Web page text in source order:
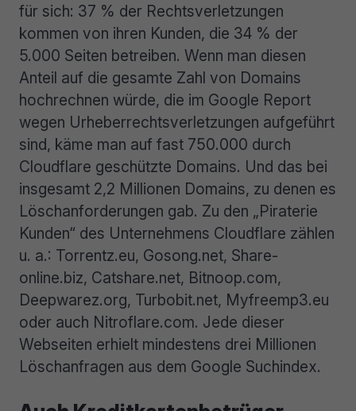
für sich: 37 % der Rechtsverletzungen
kommen von ihren Kunden, die 34 % der
5.000 Seiten betreiben. Wenn man diesen
Anteil auf die gesamte Zahl von Domains
hochrechnen würde, die im Google Report
wegen Urheberrechtsverletzungen aufgeführt
sind, käme man auf fast 750.000 durch
Cloudflare geschützte Domains. Und das bei
insgesamt 2,2 Millionen Domains, zu denen es
Löschanforderungen gab. Zu den „Piraterie
Kunden“ des Unternehmens Cloudflare zählen
u. a.: Torrentz.eu, Gosong.net, Share-
online.biz, Catshare.net, Bitnoop.com,
Deepwarez.org, Turbobit.net, Myfreemp3.eu
oder auch Nitroflare.com. Jede dieser
Webseiten erhielt mindestens drei Millionen
Löschanfragen aus dem Google Suchindex.